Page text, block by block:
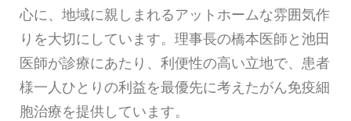
心に、地域に親しまれるアットホームな雰囲気作
りを大切にしています。理事長の橋本医師と池田
医師が診療にあたり、利便性の高い立地で、患者
様一人ひとりの利益を最優先に考えたがん免疫細
胞治療を提供しています。